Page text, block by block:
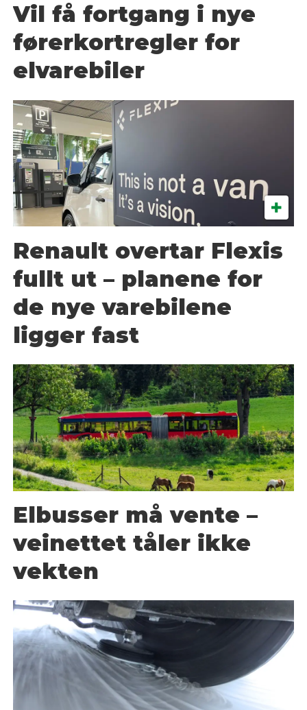
Vil få fortgang i nye
førerkortregler for
elvarebiler
Renault overtar Flexis
fullt ut – planene for
de nye varebilene
ligger fast
Elbusser må vente –
veinettet tåler ikke
vekten